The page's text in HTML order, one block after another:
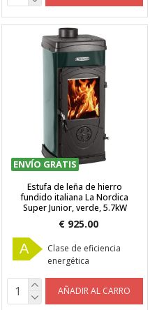
ENVÍO GRATIS
Estufa de leña de hierro
fundido italiana La Nordica
Super Junior, verde, 5.7kW
€ 925.00
A
Clase de eficiencia
energética
AÑADIR AL CARRO